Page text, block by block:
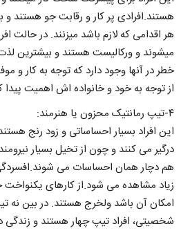
هستند.افرادی پر کار و رقابت جو هستند
هر اقدامی که لازم باشد میزنند. در حالت
میشوند و ورکالیست هستند و بیشترین لذت
خطر در آنها وجود دارد که توجه به کار و
از توجه به خود و خانواده اش اهمیت پیدا
۴-تیپ رمانتیک محزون یا هنرمند:
این افراد بسیار احساساتی و زود رنج
درگیر می کنند و چون از تخیل بسیار
هم دچار همان احساسات می
زیاد مشاهده می شود.از کارهای
امکان آن باشد ولخرج هستند. در بین نه
شخصیتی، افراد تیپ چهار هستند و زندگی